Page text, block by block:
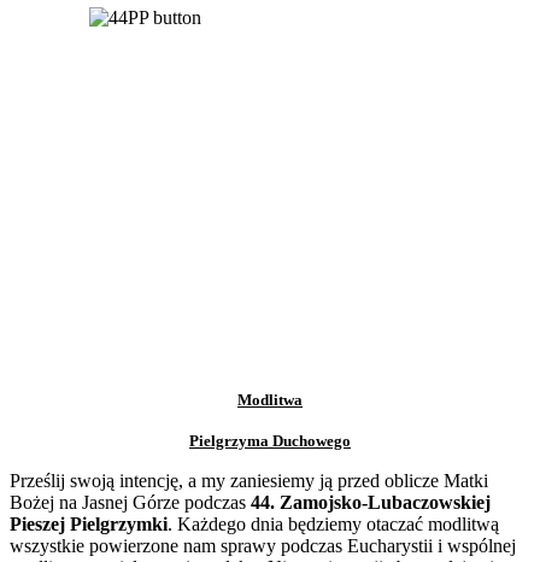
Modlitwa
Pielgrzyma Duchowego
Prześlij swoją intencję, a my zaniesiemy ją przed oblicze Matki
Bożej na Jasnej Górze podczas 44. Zamojsko-Lubaczowskiej
Pieszej Pielgrzymki. Każdego dnia będziemy otaczać modlitwą
wszystkie powierzone nam sprawy podczas Eucharystii i wspólnej